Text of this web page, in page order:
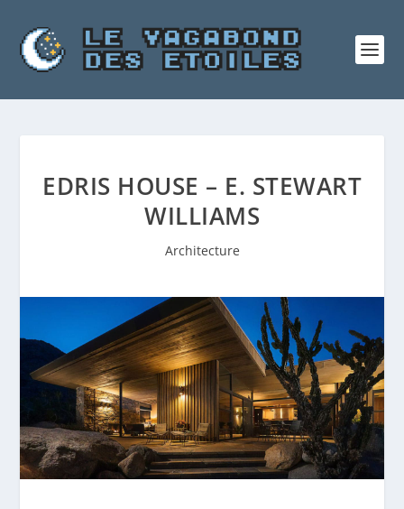
EDRIS HOUSE – E. STEWART
WILLIAMS
Architecture